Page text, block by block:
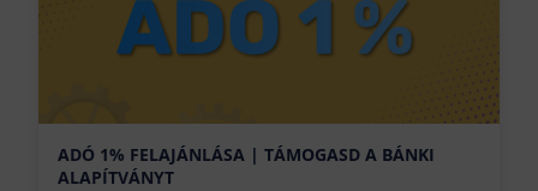
ADÓ 1% FELAJÁNLÁSA | TÁMOGASD A BÁNKI
ALAPÍTVÁNYT